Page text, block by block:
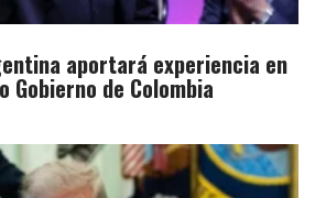
aportará experiencia en
Gobierno de Colombia